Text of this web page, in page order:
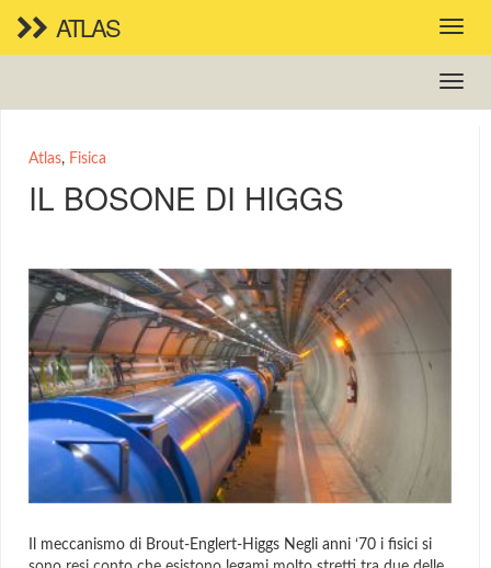
ATLAS
Atlas, Fisica
IL BOSONE DI HIGGS
Il meccanismo di Brout-Englert-Higgs Negli anni ‘70 i fisici si